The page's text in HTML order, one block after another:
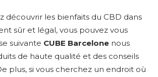
découvrir les bienfaits du CBD dans
sûr et légal, vous pouvez vous
suivante CUBE Barcelone nous
de haute qualité et des conseils
plus, si vous cherchez un endroit où